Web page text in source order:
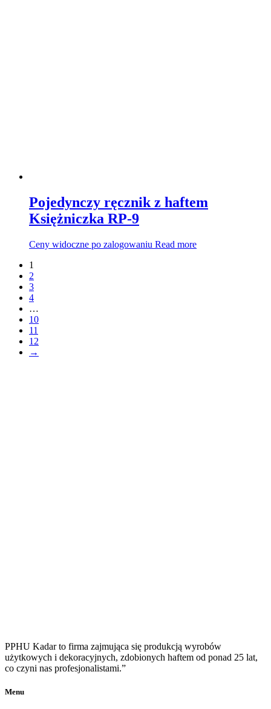
Pojedynczy ręcznik z haftem
Księżniczka RP-9
Ceny widoczne po zalogowaniu Read more
1
2
3
4
…
10
11
12
→
PPHU Kadar to firma zajmująca się produkcją wyrobów
użytkowych i dekoracyjnych, zdobionych haftem od ponad 25 lat,
co czyni nas profesjonalistami.”
Menu